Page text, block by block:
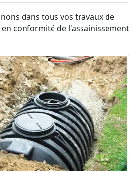
dans tous vos travaux de
conformité de l'assainissement